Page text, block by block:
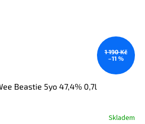
1 190 Kč
–11 %
Beastie 5yo 47,4% 0,7l
Skladem